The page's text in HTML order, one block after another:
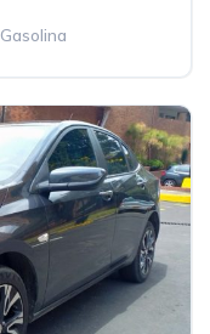
Gasolina